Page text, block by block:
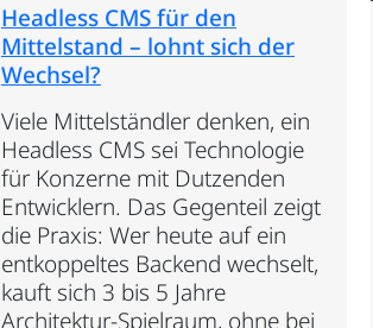
Headless CMS für den
Mittelstand – lohnt sich der
Wechsel?
Viele Mittelständler denken, ein
Headless CMS sei Technologie
für Konzerne mit Dutzenden
Entwicklern. Das Gegenteil zeigt
die Praxis: Wer heute auf ein
entkoppeltes Backend wechselt,
kauft sich 3 bis 5 Jahre
Architektur-Spielraum, ohne bei